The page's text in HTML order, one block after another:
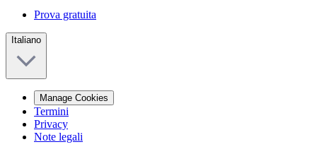
Prova gratuita
Italiano
Manage Cookies
Termini
Privacy
Note legali